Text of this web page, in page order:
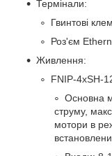
Термінали:
Гвинтові
Роз'єм
Живлення:
FNIP-4xSH-
Основна
струму,
мотори в